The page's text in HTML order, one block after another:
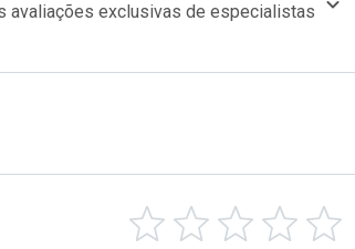
avaliações exclusivas de especialistas